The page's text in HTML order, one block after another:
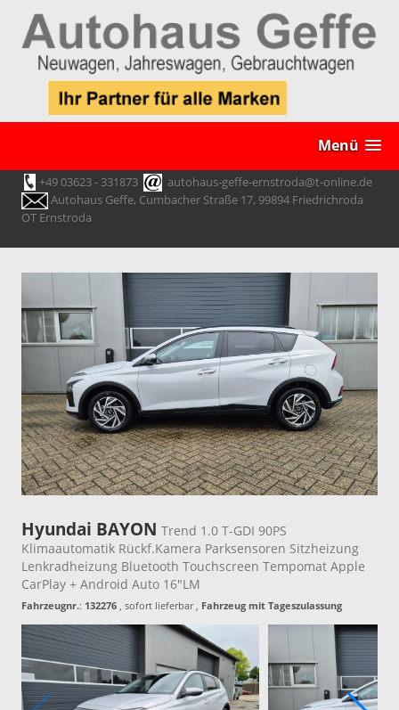
Menü
+49 03623 - 331873
autohaus-geffe-ernstroda@t-online.de
Autohaus Geffe, Cumbacher Straße 17, 99894 Friedrichroda
OT Ernstroda
Hyundai BAYON Trend 1.0 T-GDI 90PS
Klimaautomatik Rückf.Kamera Parksensoren Sitzheizung
Lenkradheizung Bluetooth Touchscreen Tempomat Apple
CarPlay + Android Auto 16"LM
Fahrzeugnr.: 132276 , sofort lieferbar, Fahrzeug mit Tageszulassung